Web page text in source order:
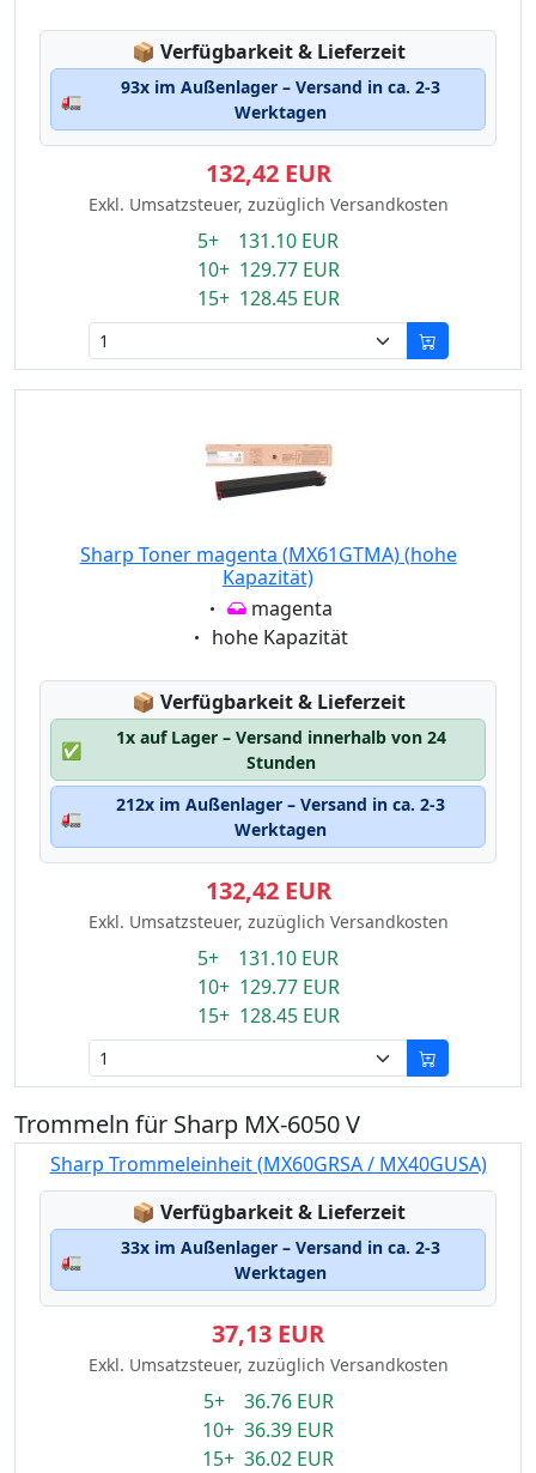
📦 Lagerstatus:
Verfügbarkeit & Lieferzeit
🚛
93x im Außenlager – Versand in ca. 2-3
Werktagen
132,42 EUR
Exkl. Umsatzsteuer, zuzüglich Versandkosten
5+ 131.10 EUR
10+ 129.77 EUR
15+ 128.45 EUR
Sharp Toner magenta (MX61GTMA) (hohe
Kapazität)
Eigenschaft:
magenta
Eigenschaft:
hohe Kapazität
📦 Lagerstatus:
Verfügbarkeit & Lieferzeit
✅
1x auf Lager – Versand innerhalb von 24
Stunden
🚛
212x im Außenlager – Versand in ca. 2-3
Werktagen
132,42 EUR
Exkl. Umsatzsteuer, zuzüglich Versandkosten
5+ 131.10 EUR
10+ 129.77 EUR
15+ 128.45 EUR
Trommeln für Sharp MX-6050 V
Sharp Trommeleinheit (MX60GRSA / MX40GUSA)
📦 Lagerstatus:
Verfügbarkeit & Lieferzeit
🚛
33x im Außenlager – Versand in ca. 2-3
Werktagen
37,13 EUR
Exkl. Umsatzsteuer, zuzüglich Versandkosten
5+ 36.76 EUR
10+ 36.39 EUR
15+ 36.02 EUR